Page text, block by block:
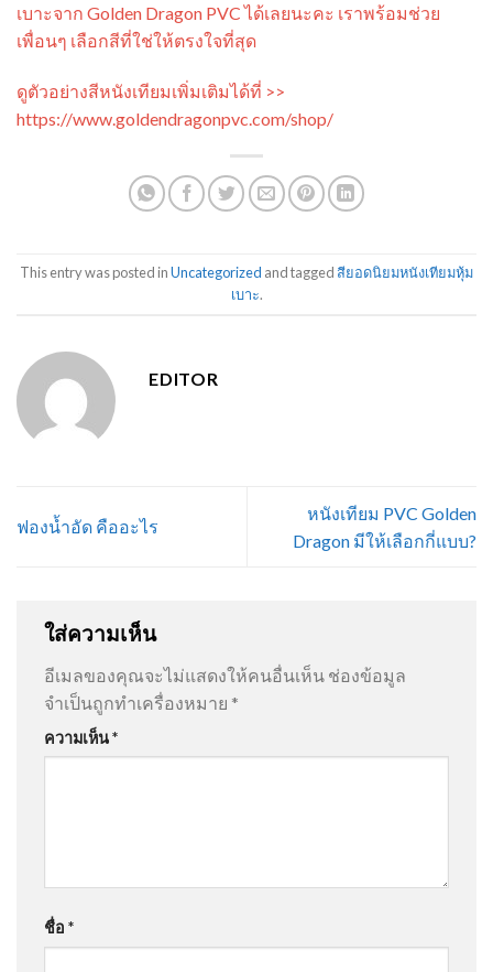
เบาะจาก Golden Dragon PVC ได้เลยนะคะ เราพร้อมช่วย
เพื่อนๆ เลือกสีที่ใช่ให้ตรงใจที่สุด
ดูตัวอย่างสีหนังเทียมเพิ่มเติมได้ที่ >>
https://www.goldendragonpvc.com/shop/
This entry was posted inUncategorized and taggedสียอดนิยมหนังเทียมหุ้ม
เบาะ.
EDITOR
ฟองน้ำอัด คืออะไร
หนังเทียม PVC Golden
Dragon มีให้เลือกกี่แบบ?
ใส่ความเห็น
อีเมลของคุณจะไม่แสดงให้คนอื่นเห็น ช่องข้อมูล
จำเป็นถูกทำเครื่องหมาย *
ความเห็น*
ชื่อ *